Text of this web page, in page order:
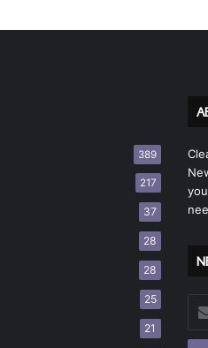
389
217
37
28
28
25
21